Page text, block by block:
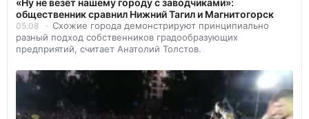
общественник сравнил Нижний Тагил и Магнитогорск
05.08
Схожие города демонстрируют принципиально
разный подход собственников градообразующих
предприятий, считает Анатолий Толстов.